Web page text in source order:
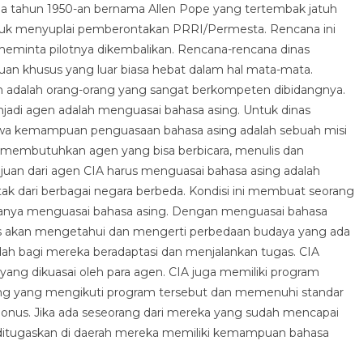
tahun 1950-an bernama Allen Pope yang tertembak jatuh
menyuplai pemberontakan PRRI/Permesta. Rencana ini
pilotnya dikembalikan. Rencana-rencana dinas
khusus yang luar biasa hebat dalam hal mata-mata.
orang-orang yang sangat berkompeten dibidangnya.
agen adalah menguasai bahasa asing. Untuk dinas
kemampuan penguasaan bahasa asing adalah sebuah misi
agen yang bisa berbicara, menulis dan
dari agen CIA harus menguasai bahasa asing adalah
dari berbagai negara berbeda. Kondisi ini membuat seorang
menguasai bahasa asing. Dengan menguasai bahasa
akan mengetahui dan mengerti perbedaan budaya yang ada
bagi mereka beradaptasi dan menjalankan tugas. CIA
dikuasai oleh para agen. CIA juga memiliki program
yang mengikuti program tersebut dan memenuhi standar
Jika ada seseorang dari mereka yang sudah mencapai
di daerah mereka memiliki kemampuan bahasa